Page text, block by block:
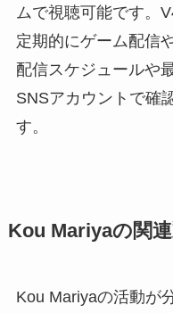
ムで視聴可能です。
定期的にゲーム配信
配信スケジュールや
SNSアカウントで確
す。
Kou Mariyaの関
Kou Mariyaの活動が